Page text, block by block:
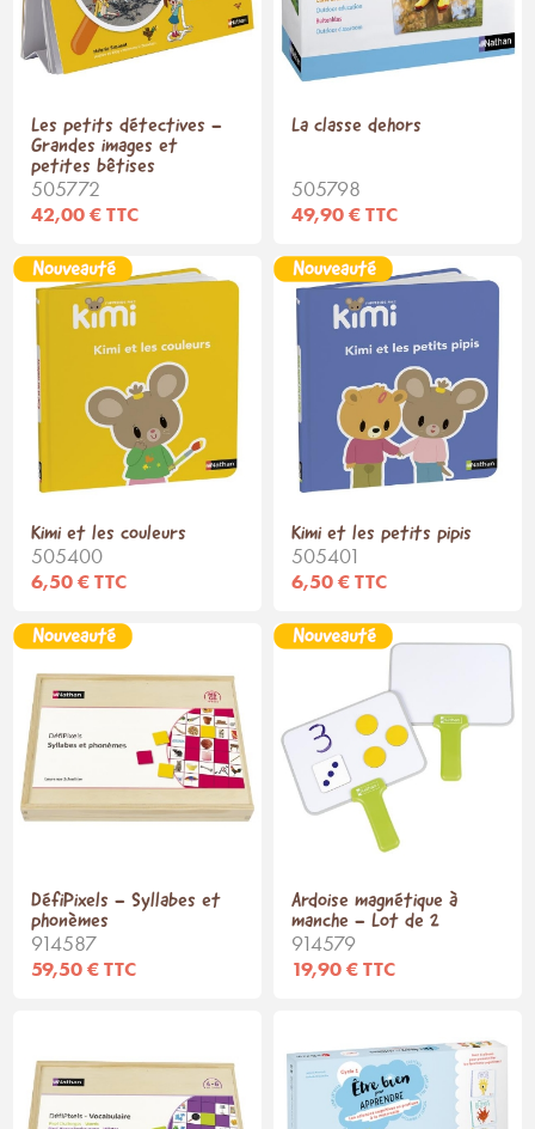
Les petits détectives -
Grandes images et
petites bêtises
505772
42,00 € TTC
La classe dehors
505798
49,90 € TTC
Kimi et les couleurs
505400
6,50 € TTC
Kimi et les petits pipis
505401
6,50 € TTC
DéfiPixels - Syllabes et
phonèmes
914587
59,50 € TTC
Ardoise magnétique à
manche - Lot de 2
914579
19,90 € TTC